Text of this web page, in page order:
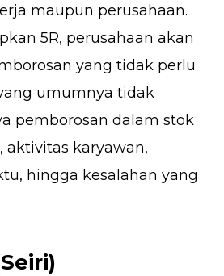
maupun perusahaan.
5R, perusahaan akan
yang tidak perlu
umumnya tidak
pemborosan dalam stok
aktivitas karyawan,
hingga kesalahan yang